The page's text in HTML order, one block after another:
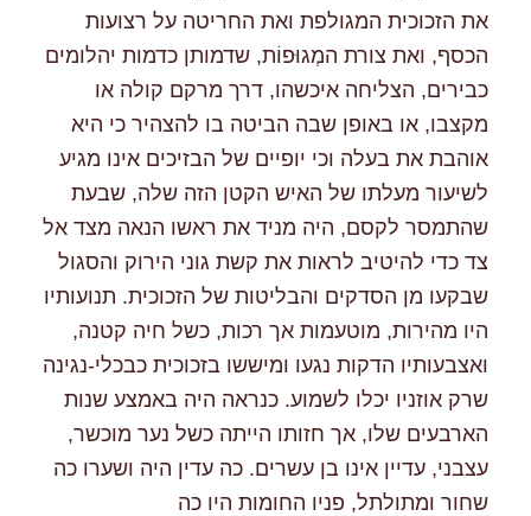
את הזכוכית המגולפת ואת החריטה על רצועות
הכסף, ואת צורת המְגוּפוֹת, שדמותן כדמות יהלומים
כבירים, הצליחה איכשהו, דרך מרקם קולה או
מקצבו, או באופן שבה הביטה בו להצהיר כי היא
אוהבת את בעלה וכי יופיים של הבזיכים אינו מגיע
לשיעור מעלתו של האיש הקטן הזה שלה, שבעת
שהתמסר לקסם, היה מניד את ראשו הנאה מצד אל
צד כדי להיטיב לראות את קשת גוני הירוק והסגול
שבקעו מן הסדקים והבליטות של הזכוכית. תנועותיו
היו מהירות, מוטעמות אך רכות, כשל חיה קטנה,
ואצבעותיו הדקות נגעו ומיששו בזכוכית כבכלי-נגינה
שרק אוזניו יכלו לשמוע. כנראה היה באמצע שנות
הארבעים שלו, אך חזותו הייתה כשל נער מוכשר,
עצבני, עדיין אינו בן עשרים. כה עדין היה ושערו כה
שחור ומתולתל, פניו החומות היו כה